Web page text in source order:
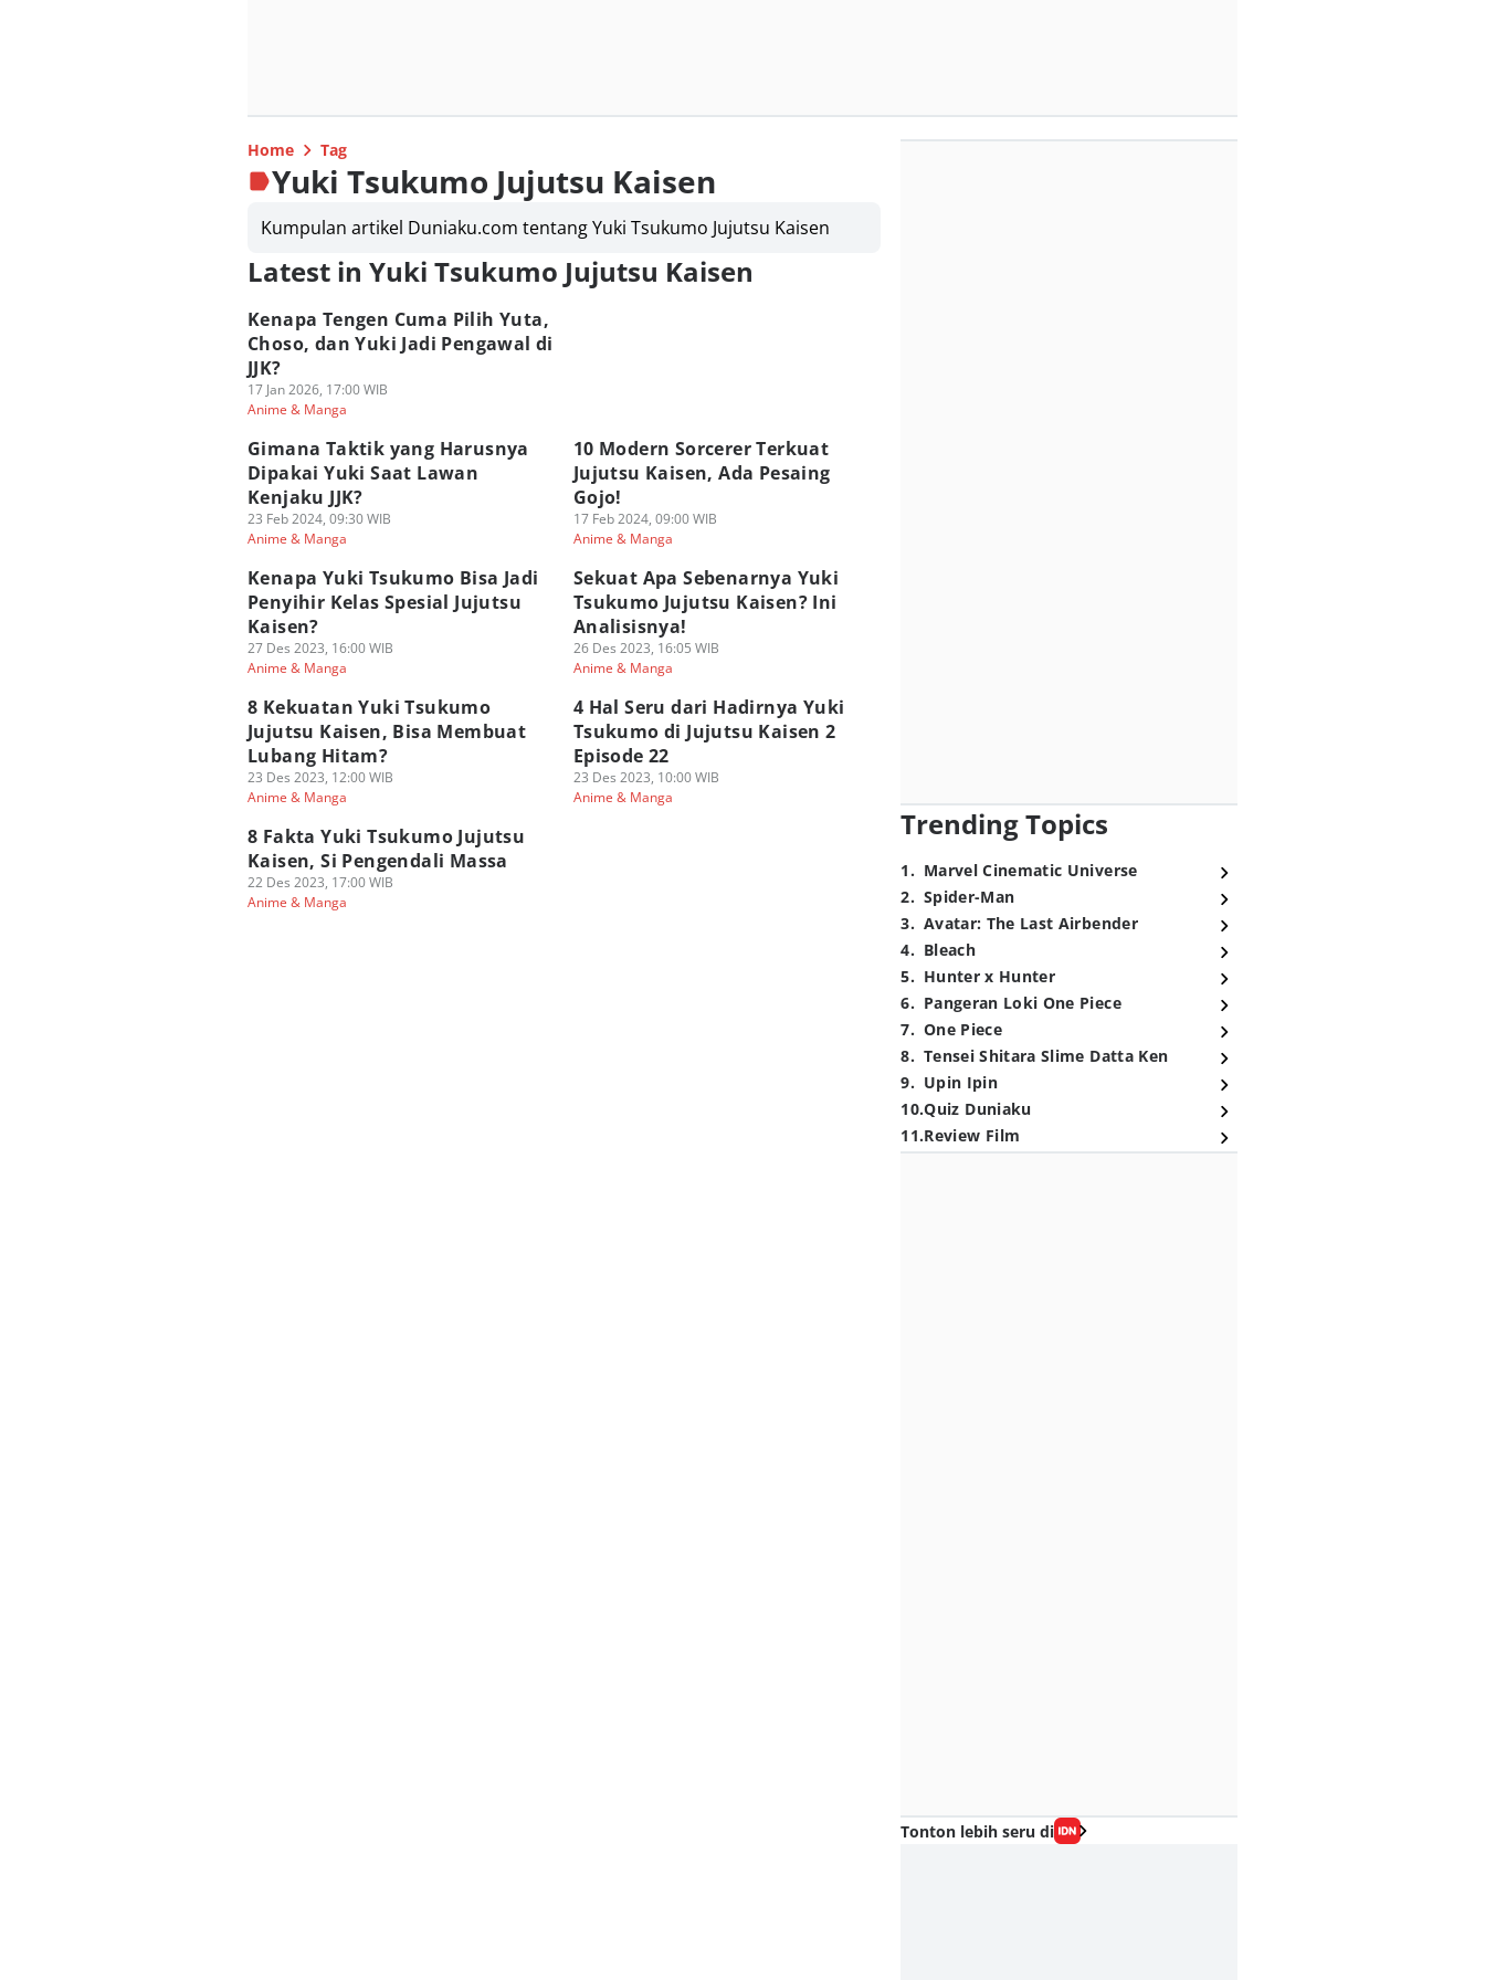
Home Tag
Yuki Tsukumo Jujutsu Kaisen
Kumpulan artikel Duniaku.com tentang Yuki Tsukumo Jujutsu Kaisen
Latest in Yuki Tsukumo Jujutsu Kaisen
Kenapa Tengen Cuma Pilih Yuta,
Choso, dan Yuki Jadi Pengawal di
JJK?
17 Jan 2026, 17:00 WIB
Anime & Manga
Gimana Taktik yang Harusnya
Dipakai Yuki Saat Lawan
Kenjaku JJK?
23 Feb 2024, 09:30 WIB
Anime & Manga
10 Modern Sorcerer Terkuat
Jujutsu Kaisen, Ada Pesaing
Gojo!
17 Feb 2024, 09:00 WIB
Anime & Manga
Kenapa Yuki Tsukumo Bisa Jadi
Penyihir Kelas Spesial Jujutsu
Kaisen?
27 Des 2023, 16:00 WIB
Anime & Manga
Sekuat Apa Sebenarnya Yuki
Tsukumo Jujutsu Kaisen? Ini
Analisisnya!
26 Des 2023, 16:05 WIB
Anime & Manga
8 Kekuatan Yuki Tsukumo
Jujutsu Kaisen, Bisa Membuat
Lubang Hitam?
23 Des 2023, 12:00 WIB
Anime & Manga
4 Hal Seru dari Hadirnya Yuki
Tsukumo di Jujutsu Kaisen 2
Episode 22
23 Des 2023, 10:00 WIB
Anime & Manga
8 Fakta Yuki Tsukumo Jujutsu
Kaisen, Si Pengendali Massa
22 Des 2023, 17:00 WIB
Anime & Manga
Trending Topics
1. Marvel Cinematic Universe
2. Spider-Man
3. Avatar: The Last Airbender
4. Bleach
5. Hunter x Hunter
6. Pangeran Loki One Piece
7. One Piece
8. Tensei Shitara Slime Datta Ken
9. Upin Ipin
10.Quiz Duniaku
11.Review Film
Tonton lebih seru di